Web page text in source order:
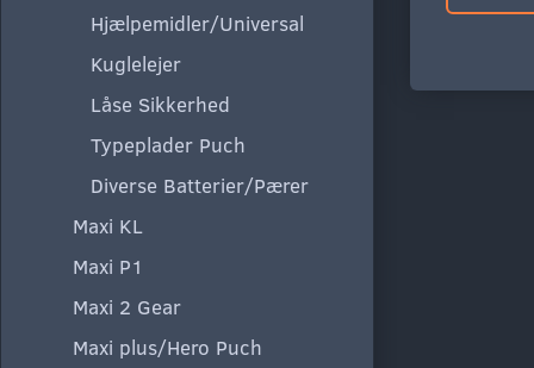
Hjælpemidler/Universal
Kuglelejer
Låse Sikkerhed
Typeplader Puch
Diverse Batterier/Pærer
Maxi KL
Maxi P1
Maxi 2 Gear
Maxi plus/Hero Puch